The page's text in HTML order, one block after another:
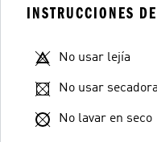
INSTRUCCIONES
No usar lejía
No usar secadora
No lavar en seco